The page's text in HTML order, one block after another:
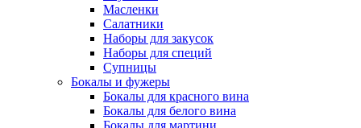
Масленки
Салатники
Наборы для закусок
Наборы для специй
Супницы
Бокалы и фужеры
Бокалы для красного вина
Бокалы для белого вина
Бокалы для мартини